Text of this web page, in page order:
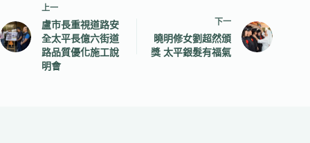
上一
盧市長重視道路安
全太平長億六街道
路品質優化施工說
明會
下一
曉明修女劉超然頒
獎 太平銀髮有福氣